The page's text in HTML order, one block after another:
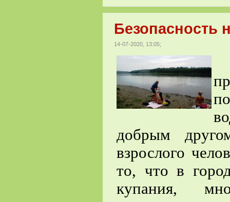
Безопасность
14-07-2020, 13:05;
добрым
взрослого
то, что в
купания,